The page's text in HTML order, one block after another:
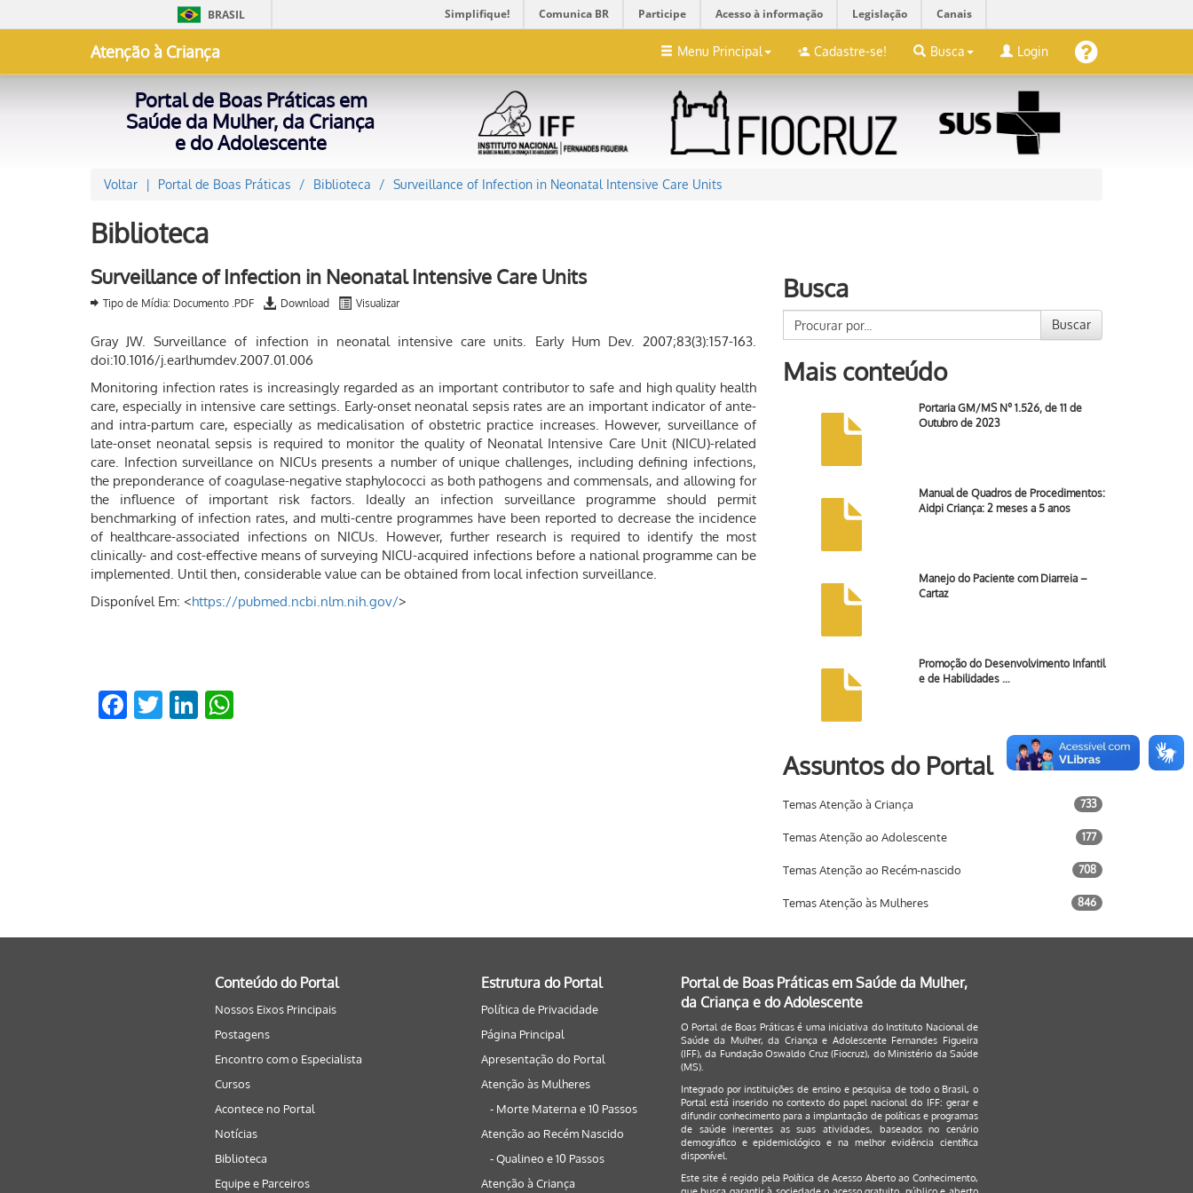
BRASIL Simplifique! Comunica BR Participe Acesso à informação Legislação Canais
Atenção à Criança Menu Principal Cadastre-se! Busca Login
Portal de Boas Práticas em
Saúde da Mulher, da Criança
e do Adolescente
Voltar Portal de Boas Práticas Biblioteca Surveillance of Infection in Neonatal Intensive Care Units
Biblioteca
Surveillance of Infection in Neonatal Intensive Care Units
Tipo de Mídia: Documento .PDF Download Visualizar
Gray JW. Surveillance of infection in neonatal intensive care units. Early Hum Dev. 2007;83(3):157-163.
doi:10.1016/j.earlhumdev.2007.01.006
Monitoring infection rates is increasingly regarded as an important contributor to safe and high quality health
care, especially in intensive care settings. Early-onset neonatal sepsis rates are an important indicator of ante-
and intra-partum care, especially as medicalisation of obstetric practice increases. However, surveillance of
late-onset neonatal sepsis is required to monitor the quality of Neonatal Intensive Care Unit (NICU)-related
care. Infection surveillance on NICUs presents a number of unique challenges, including defining infections,
the preponderance of coagulase-negative staphylococci as both pathogens and commensals, and allowing for
the influence of important risk factors. Ideally an infection surveillance programme should permit
benchmarking of infection rates, and multi-centre programmes have been reported to decrease the incidence
of healthcare-associated infections on NICUs. However, further research is required to identify the most
clinically- and cost-effective means of surveying NICU-acquired infections before a national programme can be
implemented. Until then, considerable value can be obtained from local infection surveillance.
Disponível Em: <https://pubmed.ncbi.nlm.nih.gov/>
Facebook
TwitterLinkedIn
Busca
Buscar
Mais conteúdo
Portaria GM/MS Nº 1.526, de 11 de
Outubro de 2023
Manual de Quadros de Procedimentos:
Aidpi Criança: 2 meses a 5 anos
Manejo do Paciente com Diarreia –
Cartaz
Promoção do Desenvolvimento Infantil
e de Habilidades …
Assuntos do Portal
Temas Atenção à Criança 733
Temas Atenção ao Adolescente 177
Temas Atenção ao Recém-nascido 708
Temas Atenção às Mulheres 846
Conteúdo do Portal
Nossos Eixos Principais
Postagens
Encontro com o Especialista
Cursos
Acontece no Portal
Notícias
Biblioteca
Equipe e Parceiros
Estrutura do Portal
Política de Privacidade
Página Principal
Apresentação do Portal
Atenção às Mulheres
- Morte Materna e 10 Passos
Atenção ao Recém Nascido
- Qualineo e 10 Passos
Atenção à Criança
Portal de Boas Práticas em Saúde da Mulher,
da Criança e do Adolescente
O Portal de Boas Práticas é uma iniciativa do Instituto Nacional de
Saúde da Mulher, da Criança e Adolescente Fernandes Figueira
(IFF), da Fundação Oswaldo Cruz (Fiocruz), do Ministério da Saúde
(MS).
Integrado por instituições de ensino e pesquisa de todo o Brasil, o
Portal está inserido no contexto do papel nacional do IFF: gerar e
difundir conhecimento para a implantação de políticas e programas
de saúde inerentes as suas atividades, baseados no cenário
demográfico e epidemiológico e na melhor evidência científica
disponível.
Este site é regido pelaPolítica de Acesso Aberto ao Conhecimento,